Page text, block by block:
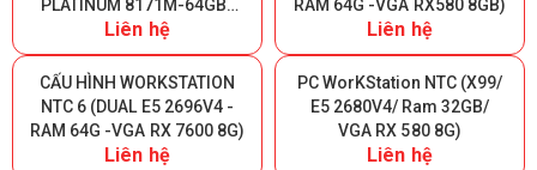
PLATINUM 8171M-64GB-
SSD 1TB-1070-1000W)
Liên hệ
RAM 64G -VGA RX580 8GB)
Liên hệ
CẤU HÌNH WORKSTATION
NTC 6 (DUAL E5 2696V4 -
RAM 64G -VGA RX 7600 8G)
Liên hệ
PC WorKStation NTC (X99/
E5 2680V4/ Ram 32GB/
VGA RX 580 8G)
Liên hệ